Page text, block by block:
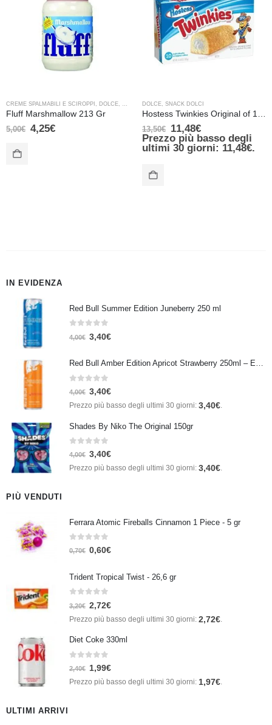
CREME SPALMABILI E SCIROPPI , DOLCE, VARIE
Fluff Marshmallow 213 Gr
5,00€ 4,25€
DOLCE, SNACK DOLCI
Hostess Twinkies Original of 10 Pieces
13,50€ 11,48€
Prezzo più basso degli
ultimi 30 giorni: 11,48€.
IN EVIDENZA
Red Bull Summer Edition Juneberry 250 ml
Su 5
4,00€ 3,40€
Red Bull Amber Edition Apricot Strawberry 250ml – Energy Drink Albicocca e Fragola
Su 5
4,00€ 3,40€
Prezzo più basso degli ultimi 30 giorni: 3,40€
Shades By Niko The Original 150gr
Su 5
4,00€ 3,40€
Prezzo più basso degli ultimi 30 giorni: 3,40€.
PIÙ VENDUTI
Ferrara Atomic Fireballs Cinnamon 1 Piece - 5 gr
Su 5
0,70€ 0,60€
Trident Tropical Twist - 26,6 gr
Su 5
3,20€ 2,72€
Prezzo più basso degli ultimi 30 giorni: 2,72€
Diet Coke 330ml
Su 5
2,40€ 1,99€
Prezzo più basso degli ultimi 30 giorni: 1,97€.
ULTIMI ARRIVI